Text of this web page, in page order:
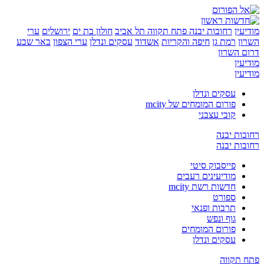
רחובות יבנהפתח תקווה תל אביב חולון בת ים ירושלים ערי
רמת גן חיפה והקריות אשדוד עסקים ונדלן ערי הצפון באר שבע
עסקים ונדלן
פורום המומחים של mcity
קובי עצבני
יבנה
יבנה
פייסבוק סיטי
מודיעינים רעבים
חדשות רשת mcity
ספורט
תרבות ופנאי
גוף ונפש
פורום המומחים
עסקים ונדלן